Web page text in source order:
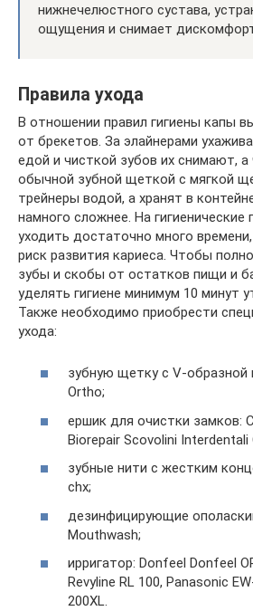
нижнечелюстного сустава,
ощущения и снимает
Правила ухода
В отношении правил гигиены капы
от брекетов. За элайнерами
едой и чисткой зубов их снимают, а
обычной зубной щеткой с мягкой
трейнеры водой, а хранят в
намного сложнее. На
уходить достаточно много
риск развития кариеса. Чтобы
зубы и скобы от остатков пищи и
уделять гигиене минимум 10 минут
Также необходимо приобрести
ухода:
зубную щетку с V-образной
Ortho;
ершик для очистки замков:
Biorepair Scovolini Interdentali
зубные нити с жестким
chx;
дезинфицирующие
Mouthwash;
ирригатор: Donfeel Donfeel
Revyline RL 100, Panasonic
200XL.